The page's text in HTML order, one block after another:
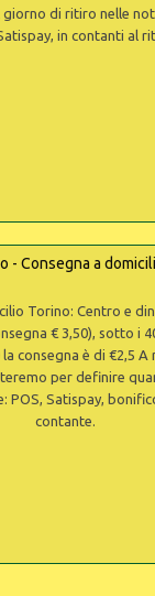
di ritiro nelle
in contanti al
- Consegna a
Torino: Centro e
€ 3,50), sotto i
consegna è di €2,5
per definire
POS, Satispay,
contante.